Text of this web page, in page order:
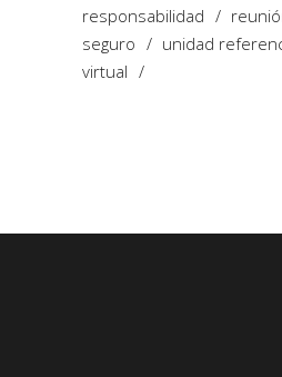
responsabilidad
seguro
unidad
virtual